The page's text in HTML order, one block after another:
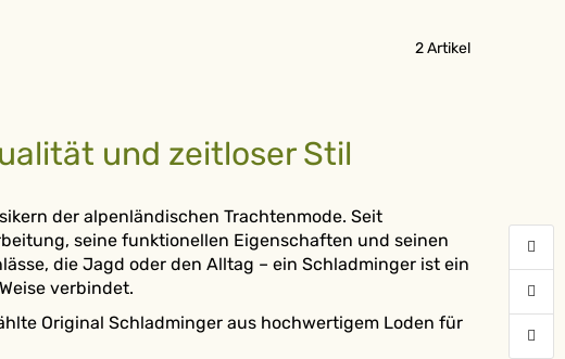
2Artikel
und zeitloser Stil
der alpenländischen Trachtenmode. Seit
seine funktionellen Eigenschaften und seinen
die Jagd oder den Alltag – ein Schladminger ist ein
verbindet.
Original Schladminger aus hochwertigem Loden für